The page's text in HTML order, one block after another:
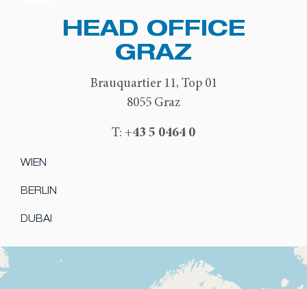
HEAD OFFICE
GRAZ
Brauquartier 11, Top 01
8055 Graz
T: +43 5 0464 0
WIEN
BERLIN
DUBAI